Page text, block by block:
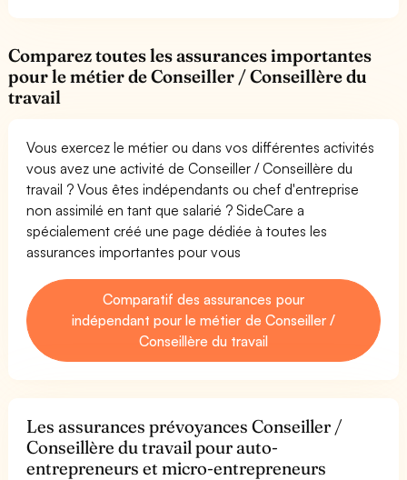
Comparez toutes les assurances importantes
pour le métier de Conseiller / Conseillère du
travail
Vous exercez le métier ou dans vos différentes activités
vous avez une activité de Conseiller / Conseillère du
travail ? Vous êtes indépendants ou chef d'entreprise
non assimilé en tant que salarié ? SideCare a
spécialement créé une page dédiée à toutes les
assurances importantes pour vous
Comparatif des assurances pour
indépendant pour le métier de Conseiller /
Conseillère du travail
Les assurances prévoyances Conseiller /
Conseillère du travail pour auto-
entrepreneurs et micro-entrepreneurs